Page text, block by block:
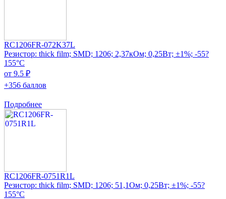
RC1206FR-072K37L
Резистор: thick film; SMD; 1206; 2,37кОм; 0,25Вт; ±1%; -55?
155°C
от 9.5 ₽
+356 баллов
Подробнее
RC1206FR-0751R1L
Резистор: thick film; SMD; 1206; 51,1Ом; 0,25Вт; ±1%; -55?
155°C